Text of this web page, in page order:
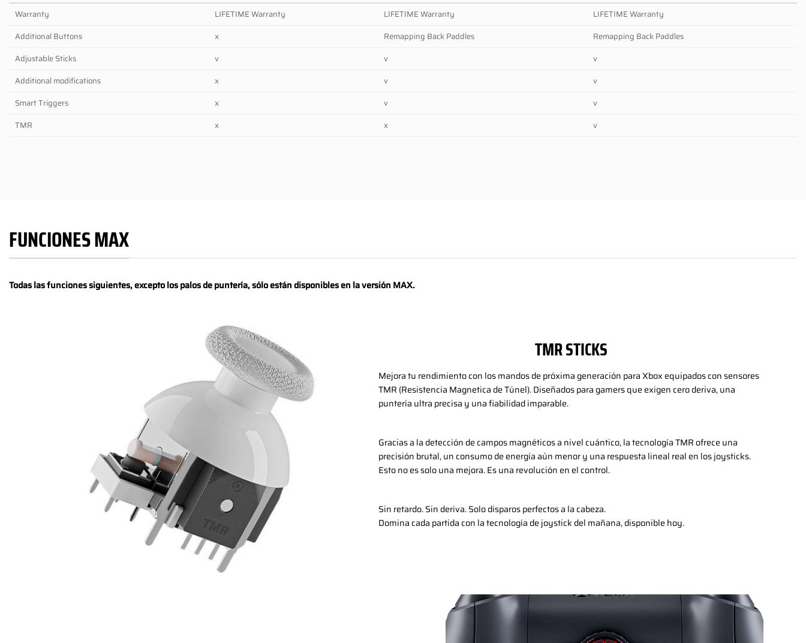
Warranty
LIFETIME Warranty LIFETIME Warranty
LIFETIME Warranty
Additional Buttons
x Remapping Back Paddles
Remapping Back Paddles
Adjustable Sticks
v v
v
Additional modifications
x v
v
Smart Triggers
x v
v
TMR
x x v
FUNCIONES MAX
Todas las funciones siguientes, excepto los palos de puntería, sólo están disponibles en la versión MAX.
TMR STICKS
Mejora tu rendimiento con los mandos de próxima generación para Xbox equipados con sensores
TMR (Resistencia Magnetica de Túnel). Diseñados para gamers que exigen cero deriva, una
puntería ultra precisa y una fiabilidad imparable.
Gracias a la detección de campos magnéticos a nivel cuántico, la tecnología TMR ofrece una
precisión brutal, un consumo de energía aún menor y una respuesta lineal real en los joysticks.
Esto no es solo una mejora. Es una revolución en el control.
Sin retardo. Sin deriva. Solo disparos perfectos a la cabeza.
Domina cada partida con la tecnología de joystick del mañana, disponible hoy.